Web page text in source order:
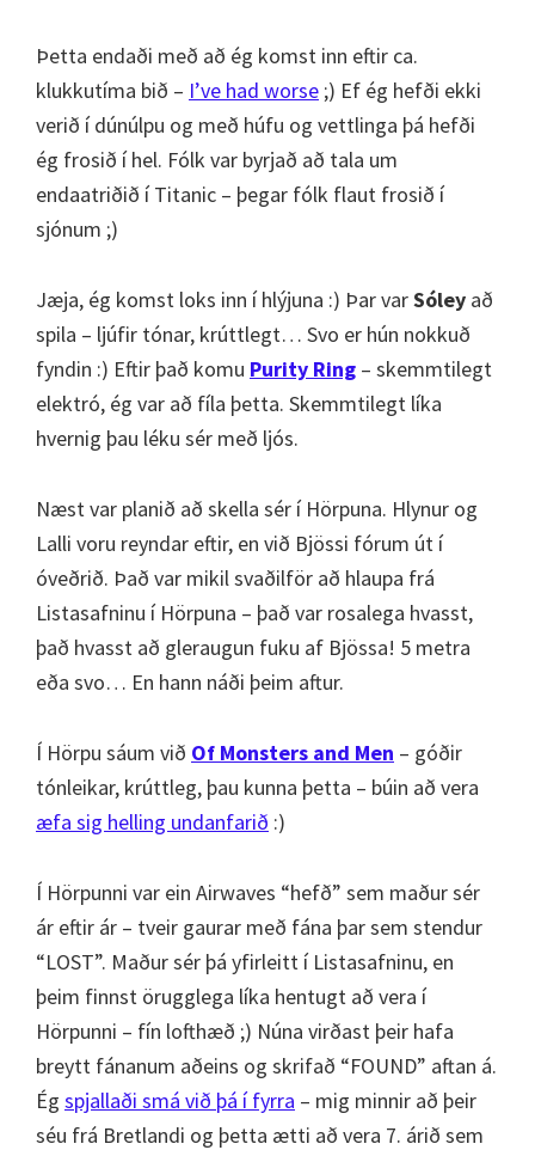
Þetta endaði með að ég komst inn eftir ca.
klukkutíma bið – I’ve had worse ;) Ef ég hefði ekki
verið í dúnúlpu og með húfu og vettlinga þá hefði
ég frosið í hel. Fólk var byrjað að tala um
endaatriðið í Titanic – þegar fólk flaut frosið í
sjónum ;)
Jæja, ég komst loks inn í hlýjuna :) Þar varSóley að
spila – ljúfir tónar, krúttlegt… Svo er hún nokkuð
fyndin :) Eftir það komu Purity Ring – skemmtilegt
elektró, ég var að fíla þetta. Skemmtilegt líka
hvernig þau léku sér með ljós.
Næst var planið að skella sér í Hörpuna. Hlynur og
Lalli voru reyndar eftir, en við Bjössi fórum út í
óveðrið. Það var mikil svaðilför að hlaupa frá
Listasafninu í Hörpuna – það var rosalega hvasst,
það hvasst að gleraugun fuku af Bjössa! 5 metra
eða svo… En hann náði þeim aftur.
Í Hörpu sáum við Of Monsters and Men – góðir
tónleikar, krúttleg, þau kunna þetta – búin að vera
æfa sig helling undanfarið :)
Í Hörpunni var ein Airwaves “hefð” sem maður sér
ár eftir ár – tveir gaurar með fána þar sem stendur
“LOST”. Maður sér þá yfirleitt í Listasafninu, en
þeim finnst örugglega líka hentugt að vera í
Hörpunni – fín lofthæð ;) Núna virðast þeir hafa
breytt fánanum aðeins og skrifað “FOUND” aftan á.
Ég spjallaði smá við þá í fyrra – mig minnir að þeir
séu frá Bretlandi og þetta ætti að vera 7. árið sem